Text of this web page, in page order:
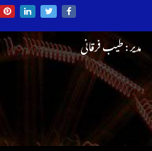
to
content
مدیر : طیب فرقانی